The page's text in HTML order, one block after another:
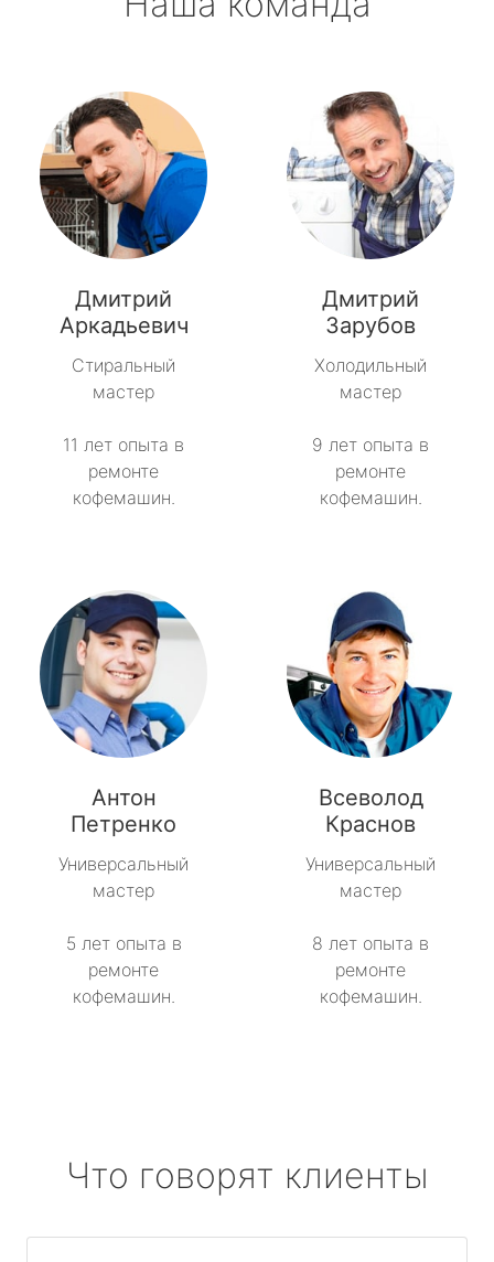
Дмитрий
Аркадьевич
Стиральный
мастер
11 лет опыта в
ремонте
кофемашин.
Дмитрий
Зарубов
Холодильный
мастер
9 лет опыта в
ремонте
кофемашин.
Антон
Петренко
Универсальный
мастер
5 лет опыта в
ремонте
кофемашин.
Всеволод
Краснов
Универсальный
мастер
8 лет опыта в
ремонте
кофемашин.
Что говорят клиенты